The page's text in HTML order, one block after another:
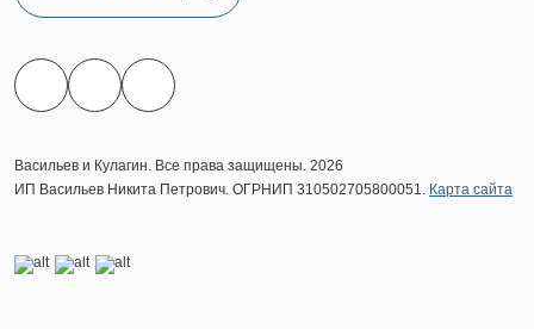
Васильев и Кулагин. Все права защищены. 2026
ИП Васильев Никита Петрович. ОГРНИП 310502705800051. Карта сайта